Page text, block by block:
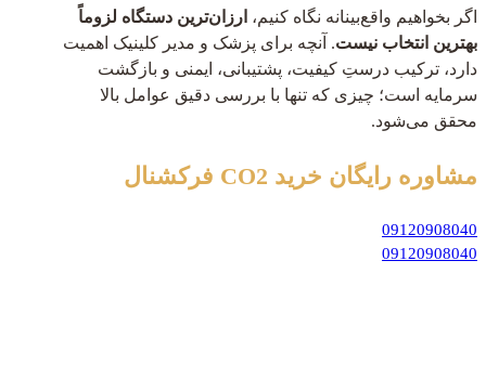
اگر بخواهیم واقع‌بینانه نگاه کنیم، ارزان‌ترین دستگاه لزوماً
بهترین انتخاب نیست. آنچه برای پزشک و مدیر کلینیک اهمیت
دارد، ترکیب درستِ کیفیت، پشتیبانی، ایمنی و بازگشت
سرمایه است؛ چیزی که تنها با بررسی دقیق عوامل بالا
محقق می‌شود.
مشاوره رایگان خرید CO2 فرکشنال
09120908040
09120908040